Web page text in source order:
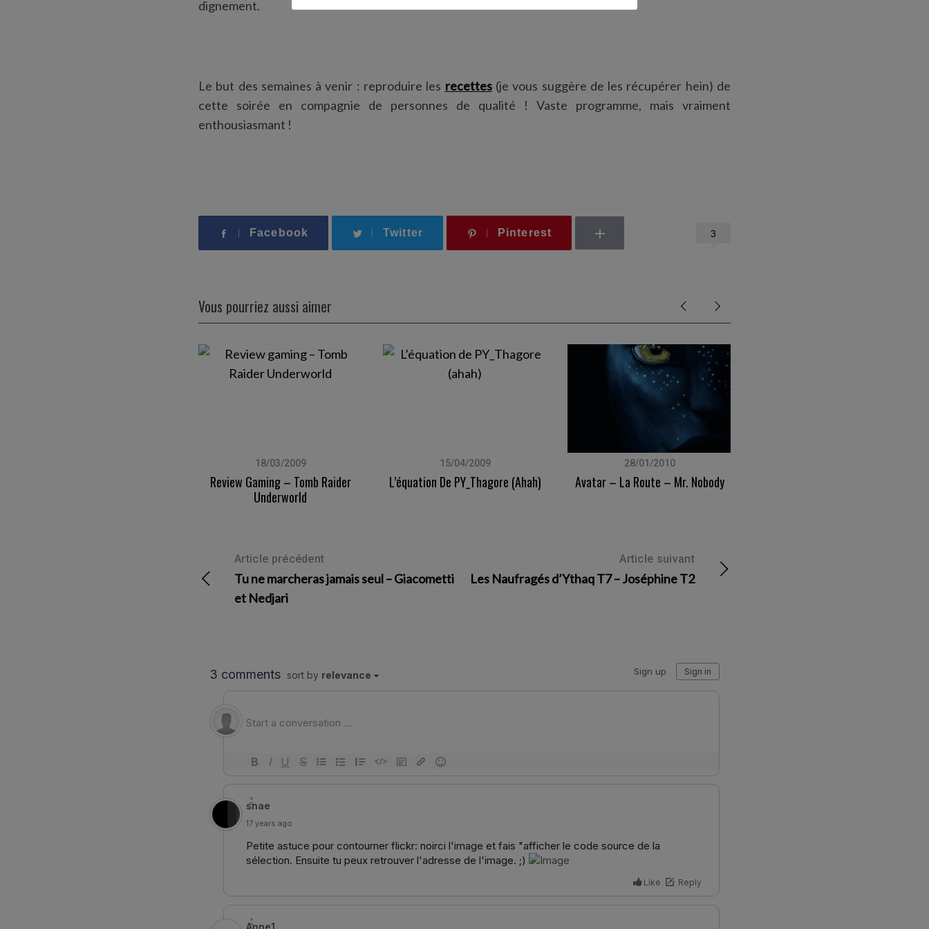
dignement.
Le but des semaines à venir : reproduire les recettes(je vous suggère de les récupérer hein) de
cette soirée en compagnie de personnes de qualité ! Vaste programme, mais vraiment
enthousiasmant !
3
Facebook Twitter Pinterest
Vous pourriez aussi aimer
18/03/2009
Review Gaming – Tomb Raider
Underworld
15/04/2009
L’équation De PY_Thagore (ahah)
28/01/2010
Avatar – La Route – Mr. Nobody
Article précédent
Tu ne marcheras jamais seul – Giacometti
et Nedjari
Article suivant
Les Naufragés d’Ythaq T7 – Joséphine T2